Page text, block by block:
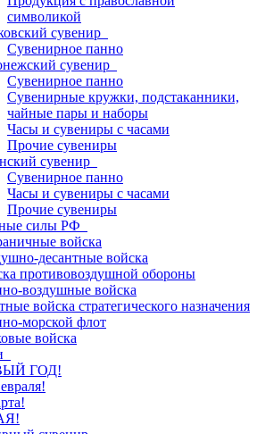
символикой
сувенир
Сувенирное панно
сувенир
Сувенирное панно
Сувенирные кружки, подстаканники,
чайные пары и наборы
Часы и сувениры с часами
Прочие сувениры
сувенир
Сувенирное панно
Часы и сувениры с часами
Прочие сувениры
силы РФ
войска
десантные войска
противовоздушной обороны
воздушные войска
войска стратегического назначения
морской флот
войска
ГОД!